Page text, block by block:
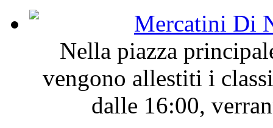
Mercatini Di
Nella piazza
vengono allestiti i
dalle 16:00,